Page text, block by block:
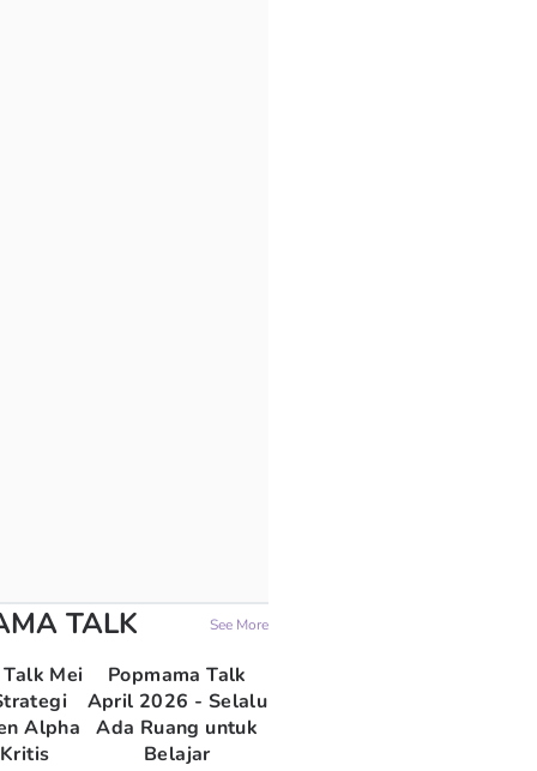
TALK See More
Mei
Alpha
Popmama Talk
April 2026 - Selalu
Ada Ruang untuk
Belajar